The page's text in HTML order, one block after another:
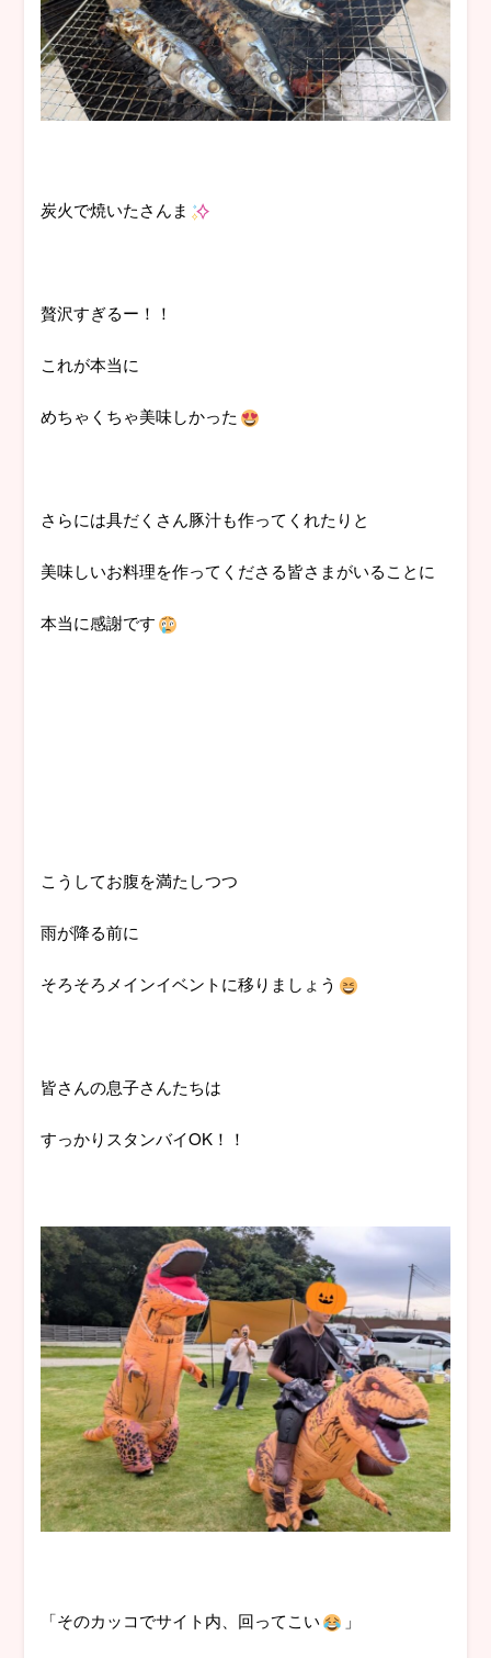
炭火で焼いたさんま
贅沢すぎるー！！
これが本当に
めちゃくちゃ美味しかった
さらには具だくさん豚汁も作ってくれたりと
美味しいお料理を作ってくださる皆さまがいることに
本当に感謝です
こうしてお腹を満たしつつ
雨が降る前に
そろそろメインイベントに移りましょう
皆さんの息子さんたちは
すっかりスタンバイOK！！
「そのカッコでサイト内、回ってこい 」